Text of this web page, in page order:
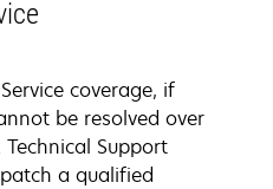
coverage, if
be resolved over
Support
a qualified